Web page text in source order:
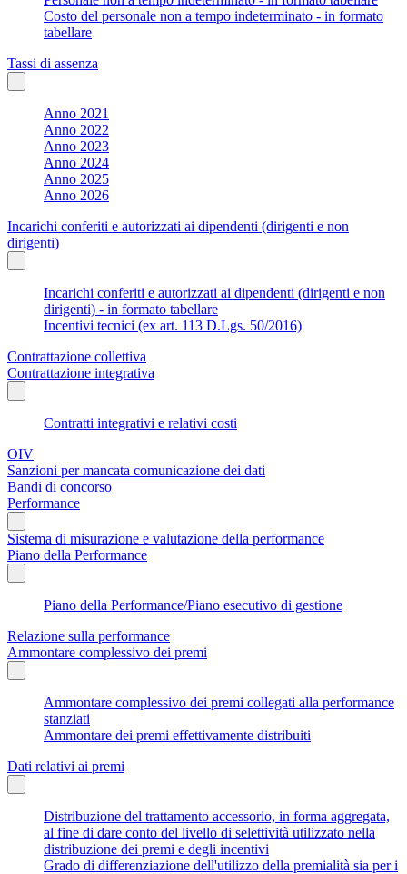
Costo del personale non a tempo indeterminato - in formato
tabellare
Tassi di assenza
Anno 2021
Anno 2022
Anno 2023
Anno 2024
Anno 2025
Anno 2026
Incarichi conferiti e autorizzati ai dipendenti (dirigenti e non
dirigenti)
Incarichi conferiti e autorizzati ai dipendenti (dirigenti e non
dirigenti) - in formato tabellare
Incentivi tecnici (ex art. 113 D.Lgs. 50/2016)
Contrattazione collettiva
Contrattazione integrativa
Contratti integrativi e relativi costi
OIV
Sanzioni per mancata comunicazione dei dati
Bandi di concorso
Performance
Sistema di misurazione e valutazione della performance
Piano della Performance
Piano della Performance/Piano esecutivo di gestione
Relazione sulla performance
Ammontare complessivo dei premi
Ammontare complessivo dei premi collegati alla performance
stanziati
Ammontare dei premi effettivamente distribuiti
Dati relativi ai premi
Distribuzione del trattamento accessorio, in forma aggregata,
al fine di dare conto del livello di selettività utilizzato nella
distribuzione dei premi e degli incentivi
Grado di differenziazione dell'utilizzo della premialità sia per i